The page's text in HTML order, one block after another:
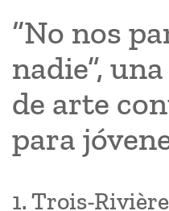
“No nos
nadie”,
de arte
para
1. Trois-